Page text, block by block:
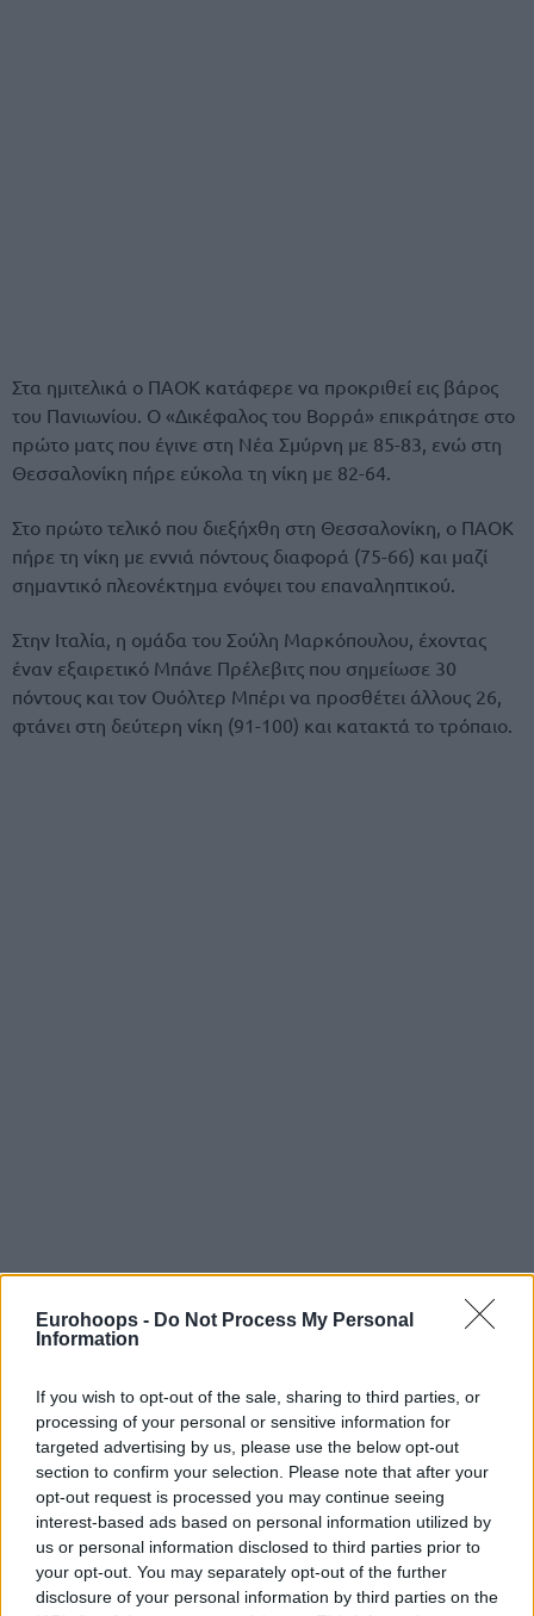
Eurohoops - Do Not Process My Personal
Information
If you wish to opt-out of the sale, sharing to third parties, or
processing of your personal or sensitive information for
targeted advertising by us, please use the below opt-out
section to confirm your selection. Please note that after your
opt-out request is processed you may continue seeing
interest-based ads based on personal information utilized by
us or personal information disclosed to third parties prior to
your opt-out. You may separately opt-out of the further
disclosure of your personal information by third parties on the
Στα ημιτελικά ο ΠΑΟΚ κατάφερε να προκριθεί εις βάρος
του Πανιωνίου. Ο «Δικέφαλος του Βορρά» επικράτησε στο
πρώτο ματς που έγινε στη Νέα Σμύρνη με 85-83, ενώ στη
Θεσσαλονίκη πήρε εύκολα τη νίκη με 82-64.
Στο πρώτο τελικό που διεξήχθη στη Θεσσαλονίκη, ο ΠΑΟΚ
πήρε τη νίκη με εννιά πόντους διαφορά (75-66) και μαζί
σημαντικό πλεονέκτημα ενόψει του επαναληπτικού.
Στην Ιταλία, η ομάδα του Σούλη Μαρκόπουλου, έχοντας
έναν εξαιρετικό Μπάνε Πρέλεβιτς που σημείωσε 30
πόντους και τον Ουόλτερ Μπέρι να προσθέτει άλλους 26,
φτάνει στη δεύτερη νίκη (91-100) και κατακτά το τρόπαιο.
Με αφορμή την συμπλήρωση των 30 ετών, ο Μπάνε